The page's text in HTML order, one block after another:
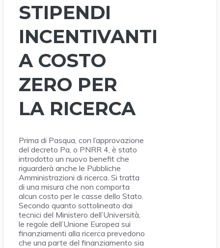
STIPENDI
INCENTIVANTI
A COSTO
ZERO PER
LA RICERCA
Prima di Pasqua, con l’approvazione
del decreto Pa, o PNRR 4, è stato
introdotto un nuovo benefit che
riguarderà anche le Pubbliche
Amministrazioni di ricerca. Si tratta
di una misura che non comporta
alcun costo per le casse dello Stato.
Secondo quanto sottolineato dai
tecnici del Ministero dell’Università,
le regole dell’Unione Europea sui
finanziamenti alla ricerca prevedono
che una parte del finanziamento sia